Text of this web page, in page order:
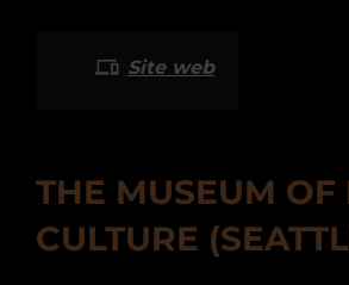
Site web
THE MUSEUM OF
CULTURE